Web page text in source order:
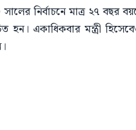
নির্বাচনে মাত্র ২৭ বছর
হন। একাধিকবার মন্ত্রী